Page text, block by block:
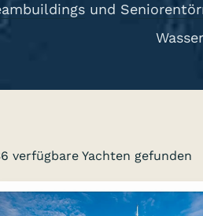
und
verfügbare Yachten gefunden